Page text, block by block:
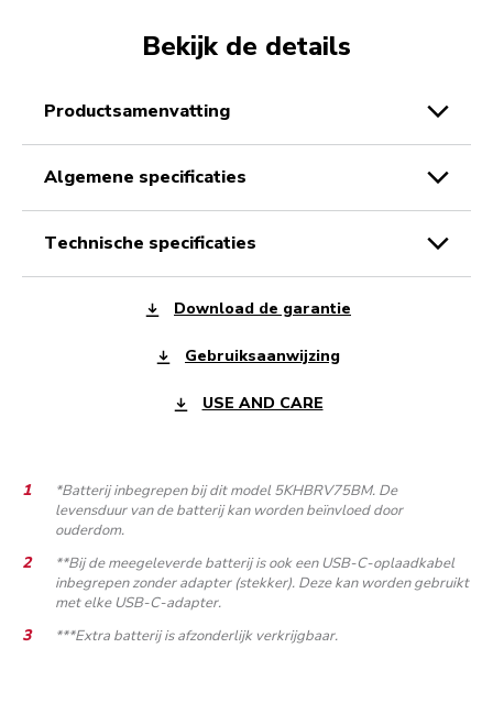
Bekijk de details
productsamenvatting
algemene specificaties
technische specificaties
Download de garantie
Gebruiksaanwijzing
USE AND CARE
*Batterij inbegrepen bij dit model 5KHBRV75BM. De
levensduur van de batterij kan worden beïnvloed door
ouderdom.
**Bij de meegeleverde batterij is ook een USB-C-oplaadkabel
inbegrepen zonder adapter (stekker). Deze kan worden gebruikt
met elke USB-C-adapter.
***Extra batterij is afzonderlijk verkrijgbaar.